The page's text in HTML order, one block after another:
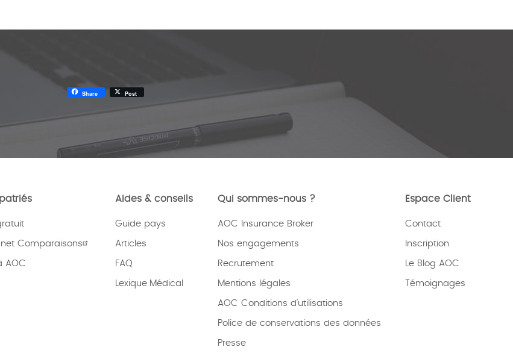
Share Post
Comparaisons
AOC
Aides & conseils
Guide pays
Articles
FAQ
Lexique Médical
Qui sommes-nous ?
AOC Insurance Broker
Nos engagements
Recrutement
Mentions légales
AOC Conditions d’utilisations
Police de conservations des données
Presse
Espace Client
Contact
Inscription
Le Blog AOC
Témoignages